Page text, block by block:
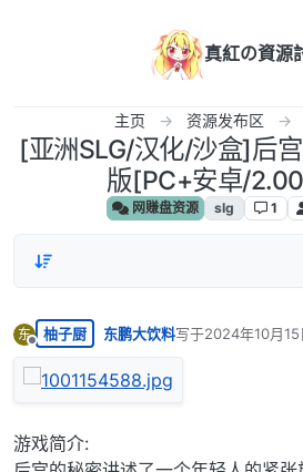
真紅の資源
主页 资源发布区
[亚洲SLG/汉化/沙盒]后
版[PC+安卓/
网赚盘资源 slg 1
东
离线
柚子厨 东鹏大饮料写于2024年10月
最后由 编辑
游戏简介: